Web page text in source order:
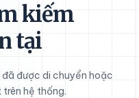
kiếm
tại
được di chuyển hoặc
hệ thống.